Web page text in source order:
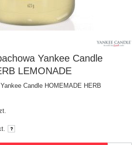
Yankee Candle
LEMONADE
Candle HOMEMADE HERB